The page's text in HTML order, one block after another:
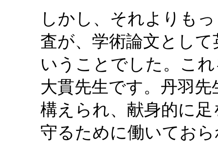
しかし、それよりも
査が、学術論文とし
いうことでした。こ
大貫先生です。丹羽
構えられ、献身的に
守るために働いてお